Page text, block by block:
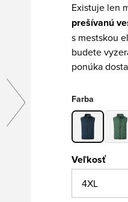
Existuje len
prešívanú
s mestskou
budete
ponúka
Farba
Veľkosť